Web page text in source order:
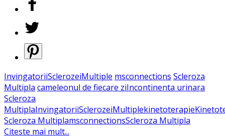
InvingatoriiSclerozeiMultiple msconnections Scleroza
Multipla cameleonul de fiecare ziIncontinenta urinara
Scleroza
MultiplaInvingatoriiSclerozeiMultiplekinetoterapie
Scleroza MultiplamsconnectionsScleroza Multipla
Citeste mai mult...